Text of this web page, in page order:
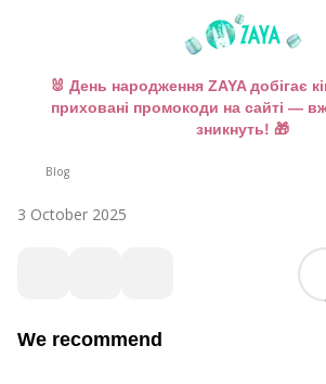
🐰 День народження ZAYA добігає
приховані промокоди на сайті —
зникнуть! 🎁
Blog
3 October 2025
We recommend